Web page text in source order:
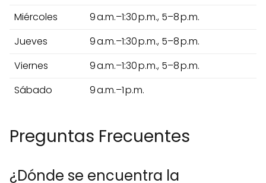
Miércoles
9 a.m.–1:30 p.m., 5–8 p.m.
Jueves
9 a.m.–1:30 p.m., 5–8 p.m.
Viernes
9 a.m.–1:30 p.m., 5–8 p.m.
Sábado
9 a.m.–1 p.m.
Preguntas Frecuentes
¿Dónde se encuentra la